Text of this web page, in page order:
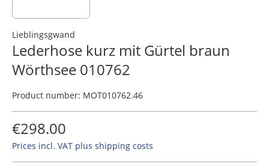
Lieblingsgwand
Lederhose kurz mit Gürtel braun
Wörthsee 010762
Product number: MOT010762.46
€298.00
Prices incl. VAT plus shipping costs